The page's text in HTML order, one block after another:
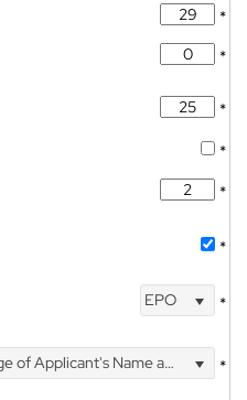
*
*
*
*
*
*
EPO *
Applicant's Name and Address *